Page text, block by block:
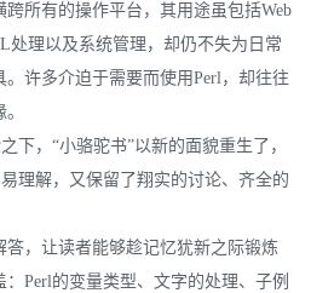
所有的操作平台，其用途虽包括Web
处理以及系统管理，却仍不失为日常
许多介迫于需要而使用Perl，却往往
下，“小骆驼书”以新的面貌重生了，
理解，又保留了翔实的讨论、齐全的
，让读者能够趁记忆犹新之际锻炼
Perl的变量类型、文字的处理、子例